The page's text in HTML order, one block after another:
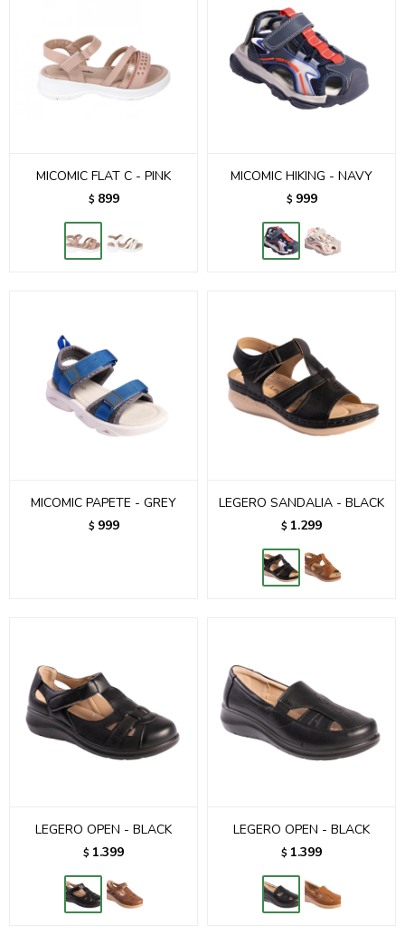
MICOMIC FLAT C - PINK
$ 899
MICOMIC HIKING - NAVY
$ 999
MICOMIC PAPETE - GREY
$ 999
LEGERO SANDALIA - BLACK
$ 1.299
LEGERO OPEN - BLACK
$ 1.399
LEGERO OPEN - BLACK
$ 1.399